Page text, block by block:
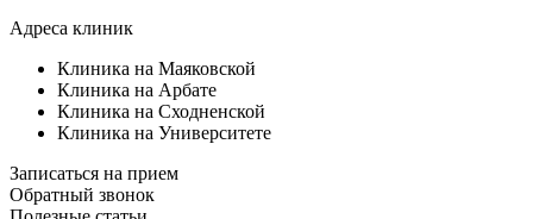
Адреса клиник
Клиника на Маяковской
Клиника на Арбате
Клиника на Сходненской
Клиника на Университете
Записаться на прием
Обратный звонок